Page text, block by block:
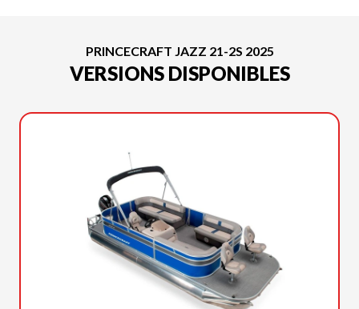
PRINCECRAFT JAZZ 21-2S 2025
VERSIONS DISPONIBLES